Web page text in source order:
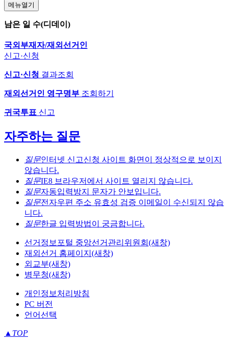
메뉴열기
남은 일 수(디데이)
국외부재자/재외선거인
신고·신청
신고·신청 결과조회
재외선거인 영구명부 조회하기
귀국투표 신고
자주하는 질문
질문인터넷 신고신청 사이트 화면이 정상적으로 보이지
않습니다.
질문IE8 브라우저에서 사이트 열리지 않습니다.
질문자동입력방지 문자가 안보입니다.
질문전자우편 주소 유효성 검증 이메일이 수신되지 않습
니다.
질문한글 입력방법이 궁금합니다.
선거정보포털 중앙선거관리위원회(새창)
재외선거 홈페이지(새창)
외교부(새창)
병무청(새창)
개인정보처리방침
PC 버전
언어선택
▲ TOP